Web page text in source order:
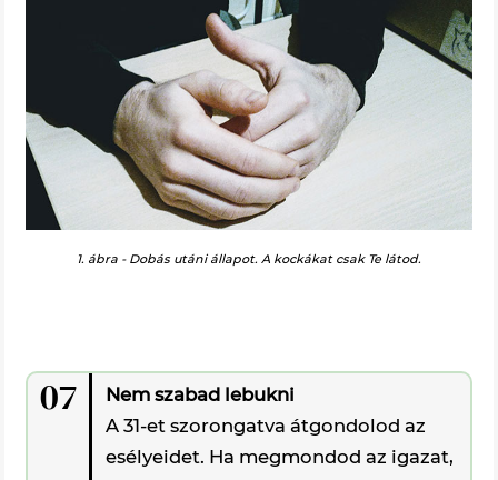
1. ábra - Dobás utáni állapot. A kockákat csak Te látod.
07
Nem szabad lebukni
A 31-et szorongatva átgondolod az
esélyeidet. Ha megmondod az igazat,